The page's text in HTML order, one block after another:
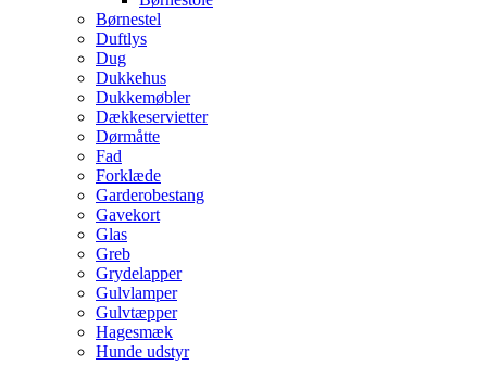
Børnestel
Duftlys
Dug
Dukkehus
Dukkemøbler
Dækkeservietter
Dørmåtte
Fad
Forklæde
Garderobestang
Gavekort
Glas
Greb
Grydelapper
Gulvlamper
Gulvtæpper
Hagesmæk
Hunde udstyr